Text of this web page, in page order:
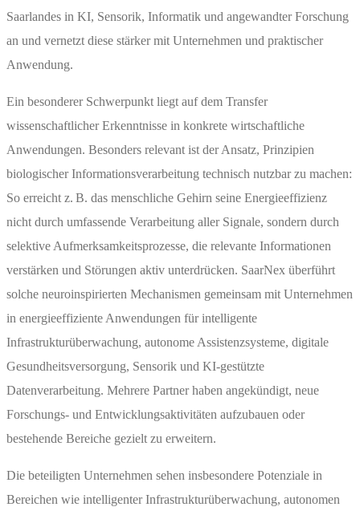
Saarlandes in KI, Sensorik, Informatik und angewandter Forschung
an und vernetzt diese stärker mit Unternehmen und praktischer
Anwendung.
Ein besonderer Schwerpunkt liegt auf dem Transfer
wissenschaftlicher Erkenntnisse in konkrete wirtschaftliche
Anwendungen. Besonders relevant ist der Ansatz, Prinzipien
biologischer Informationsverarbeitung technisch nutzbar zu machen:
So erreicht z. B. das menschliche Gehirn seine Energieeffizienz
nicht durch umfassende Verarbeitung aller Signale, sondern durch
selektive Aufmerksamkeitsprozesse, die relevante Informationen
verstärken und Störungen aktiv unterdrücken. SaarNex überführt
solche neuroinspirierten Mechanismen gemeinsam mit Unternehmen
in energieeffiziente Anwendungen für intelligente
Infrastrukturüberwachung, autonome Assistenzsysteme, digitale
Gesundheitsversorgung, Sensorik und KI‑gestützte
Datenverarbeitung. Mehrere Partner haben angekündigt, neue
Forschungs- und Entwicklungsaktivitäten aufzubauen oder
bestehende Bereiche gezielt zu erweitern.
Die beteiligten Unternehmen sehen insbesondere Potenziale in
Bereichen wie intelligenter Infrastrukturüberwachung, autonomen